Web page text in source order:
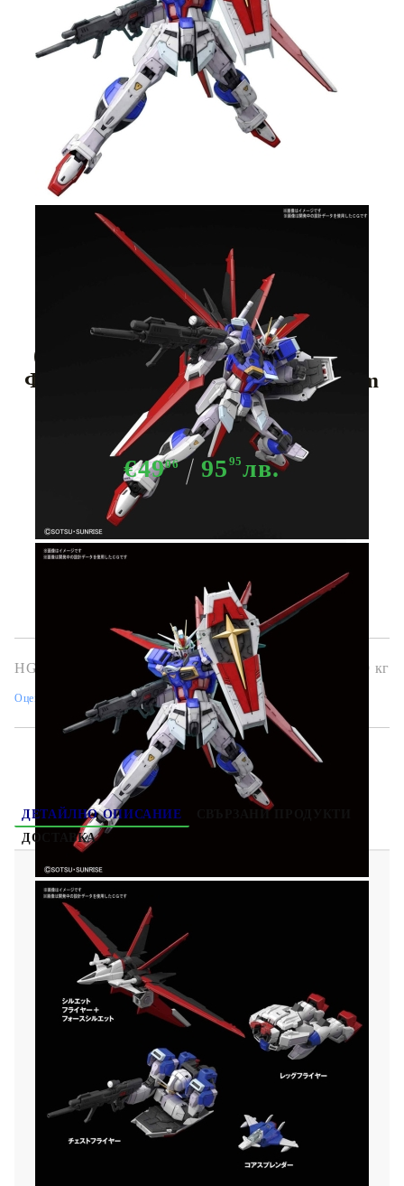
(RG) Gundam Model Kit Екшън
Фигурка - Force Impulse Gundam
1/144
€4906 95 95лв.
Няма в наличност - Не важи за "Pre-Order" обяви
HGG0264 0.300 кг
Оцени продукта
ДЕТАЙЛНО ОПИСАНИЕ
СВЪРЗАНИ ПРОДУКТИ
ДОСТАВКА
(RG) Gundam Model Kit Екшън Фигурка -
Force Impulse Gundam 1/144
Какво е Gunpla или Gundam plastic model:
Gunpla е едно интерактивно, креативно и
забавно хоби особено за феновете на роботи!
Започвайки от основата, а именно
сглобяването на модел от най-малките му
частици до цялостното му изграждане и
оцветяване, Вие се въвличате в един процес с
уникален и удовлетворяващ резултат! Но това
не е всичко, с помощта на артикулиращи
накрайници и допълнителни части, можете да
променяте движенията и позите на модела,
който създавате спрямо собствените си